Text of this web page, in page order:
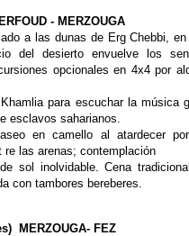
- MERZOUGA
a las dunas de Erg Chebbi,
del desierto envuelve los
opcionales en 4x4 por
para escuchar la música
esclavos saharianos.
en camello al atardecer
re las arenas; contemplación
sol inolvidable. Cena
con tambores bereberes.
MERZOUGA- FEZ